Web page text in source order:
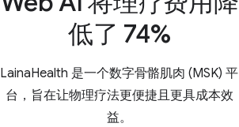
低了 74%
LainaHealth 是一个数字骨骼肌肉 (MSK) 平
台，旨在让物理疗法更便捷且更具成本效
益。